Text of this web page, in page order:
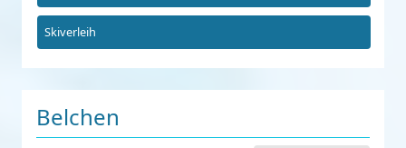
Skiverleih
Belchen